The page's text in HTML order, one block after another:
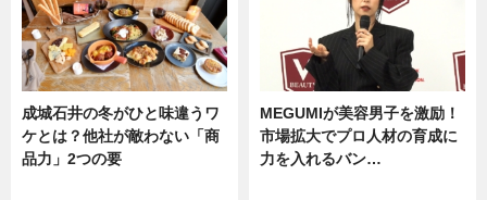
成城石井の冬がひと味違うワ
ケとは？他社が敵わない「商
品力」2つの要
MEGUMIが美容男子を激励！
市場拡大でプロ人材の育成に
力を入れるバン…